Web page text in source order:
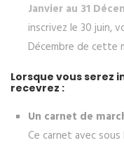
Janvier au 31
inscrivez le 30 juin,
Décembre de cette
Lorsque vous serez
recevrez :
Un carnet de
Ce carnet avec